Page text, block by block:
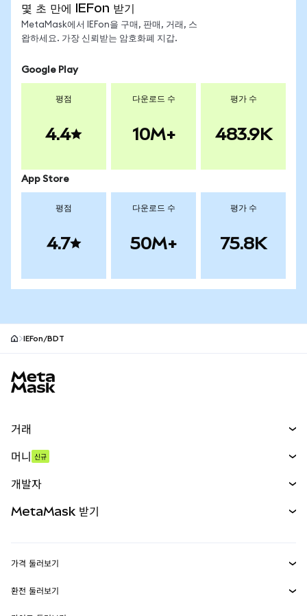
몇 초 만에 IEFon 받기
MetaMask에서 IEFon을 구매, 판매, 거래, 스
왑하세요. 가장 신뢰받는 암호화폐 지갑.
Google Play
평점
4.4
다운로드 수
10M+
평가 수
483.9K
App Store
평점
4.7
다운로드 수
50M+
평가 수
75.8K
IEFon/BDT
거래
무기한 선물
실물자산
머니 신규
개발자
MetaMask Connect
MetaMask 받기
가격 둘러보기
이더리움 가격
환전 둘러보기